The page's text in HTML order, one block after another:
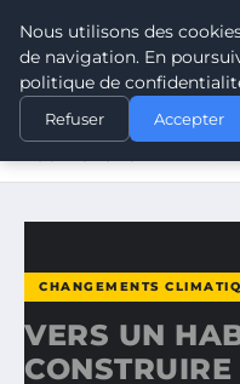
CLIMATE
ACCUEIL
CHANGEMENTS
VERS UN HABITAT
CHANGEMENTS
VERS UN
CONSTRUIRE
Nous utilisons des
de navigation. En
politique de
Refuser Accepter